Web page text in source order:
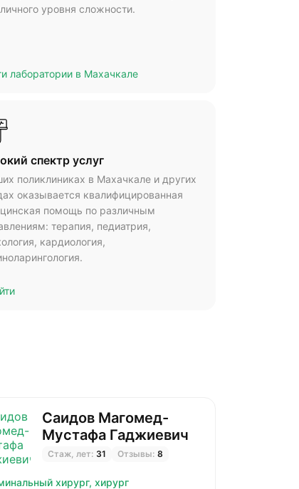
уровня сложности.
лаборатории в Махачкале
спектр услуг
поликлиниках в Махачкале и других
оказывается квалифицированная
помощь по различным
терапия, педиатрия,
кардиология,
Саидов Магомед-
Мустафа Гаджиевич
Стаж, лет: 31 Отзывы: 8
хирург,хирург